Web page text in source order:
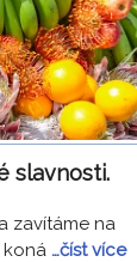
slavnosti.
zavítáme na
koná …číst více